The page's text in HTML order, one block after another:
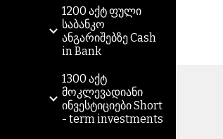
1200 აქტ ფული
საბანკო
ანგარიშებზე Cash
in Bank
1300 აქტ
მოკლევადიანი
ინვესტიციები Short
- term investments